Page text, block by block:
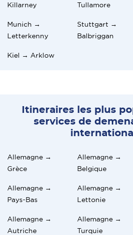
Killarney
Tullamore
Munich →
Letterkenny
Stuttgart →
Balbriggan
Kiel → Arklow
Itineraires les plus
services de
Allemagne →
Grèce
Allemagne →
Belgique
Allemagne →
Pays-Bas
Allemagne →
Lettonie
Allemagne →
Autriche
Allemagne →
Turquie